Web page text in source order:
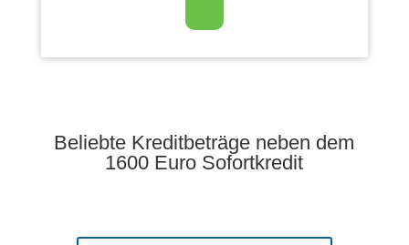
Beliebte Kreditbeträge neben dem
1600 Euro Sofortkredit